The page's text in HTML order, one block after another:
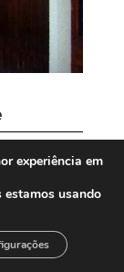
experiência em
estamos usando